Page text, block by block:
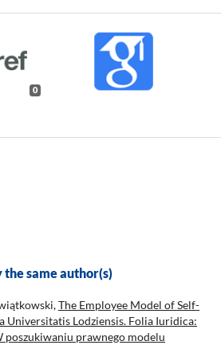
0
same author(s)
The Employee Model of Self-
Universitatis Lodziensis. Folia Iuridica:
poszukiwaniu prawnego modelu